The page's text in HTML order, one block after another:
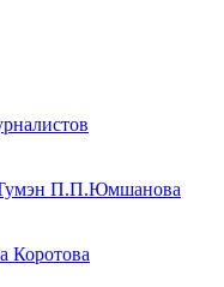
П.П.Юмшанова
Коротова